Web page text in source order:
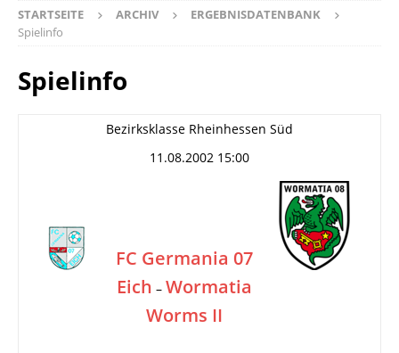
STARTSEITE ARCHIV
ERGEBNISDATENBANK
Spielinfo
Spielinfo
Bezirksklasse Rheinhessen Süd
11.08.2002 15:00
FC Germania 07
Eich – Wormatia
Worms II